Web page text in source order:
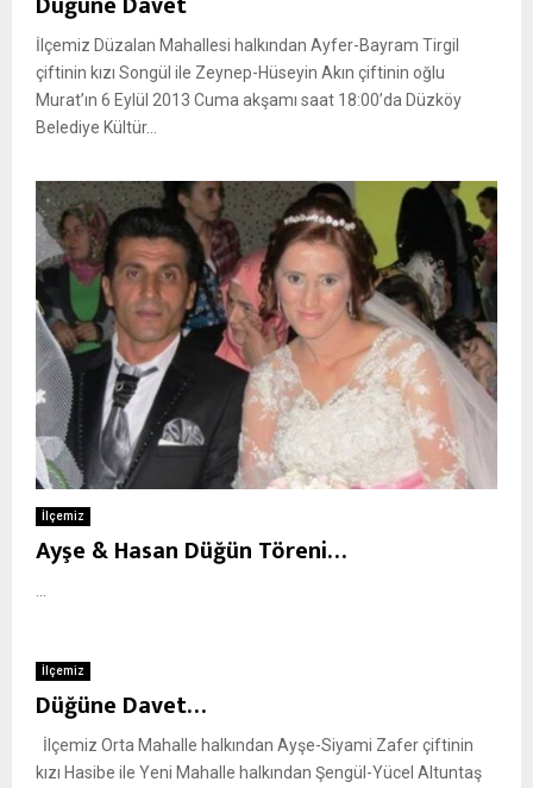
İlçemiz Düzalan Mahallesi halkından Ayfer-Bayram Tirgil
çiftinin kızı Songül ile Zeynep-Hüseyin Akın çiftinin oğlu
Murat’ın 6 Eylül 2013 Cuma akşamı saat 18:00’da Düzköy
Belediye Kültür...
İlçemiz
Ayşe & Hasan Düğün Töreni…
İlçemiz
Düğüne Davet…
İlçemiz Orta Mahalle halkından Ayşe-Siyami Zafer çiftinin
kızı Hasibe ile Yeni Mahalle halkından Şengül-Yücel Altuntaş